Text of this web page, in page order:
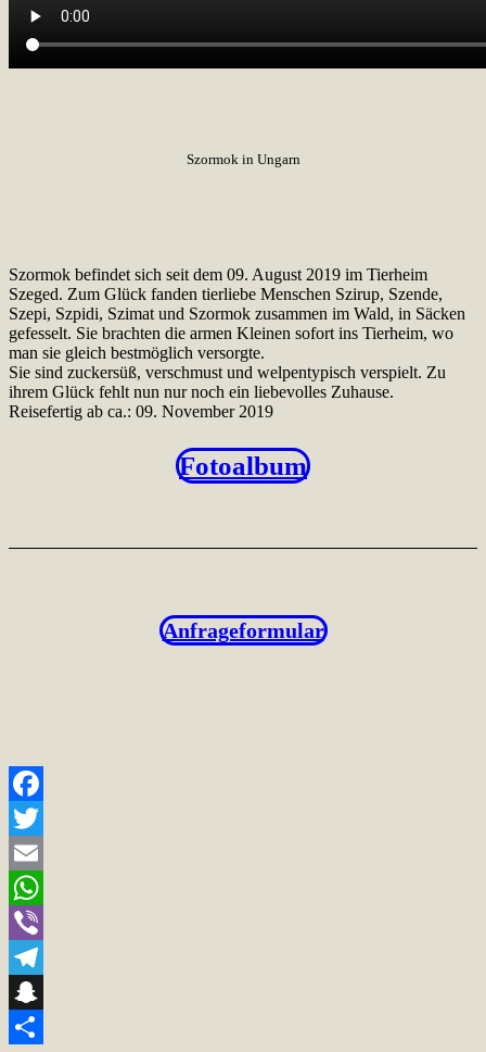
Szormok in Ungarn
Szormok befindet sich seit dem 09. August 2019 im Tierheim
Szeged. Zum Glück fanden tierliebe Menschen Szirup, Szende,
Szepi, Szpidi, Szimat und Szormok zusammen im Wald, in Säcken
gefesselt. Sie brachten die armen Kleinen sofort ins Tierheim, wo
man sie gleich bestmöglich versorgte.
Sie sind zuckersüß, verschmust und welpentypisch verspielt. Zu
ihrem Glück fehlt nun nur noch ein liebevolles Zuhause.
Reisefertig ab ca.: 09. November 2019
Fotoalbum
Anfrageformular
Facebook
Twitter
Email
WhatsApp
Viber
Telegram
Snapchat